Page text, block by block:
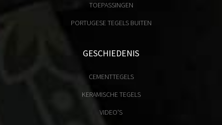
TOEPASSINGEN
PORTUGESE TEGELS BUITEN
GESCHIEDENIS
CEMENTTEGELS
KERAMISCHE TEGELS
VIDEO'S